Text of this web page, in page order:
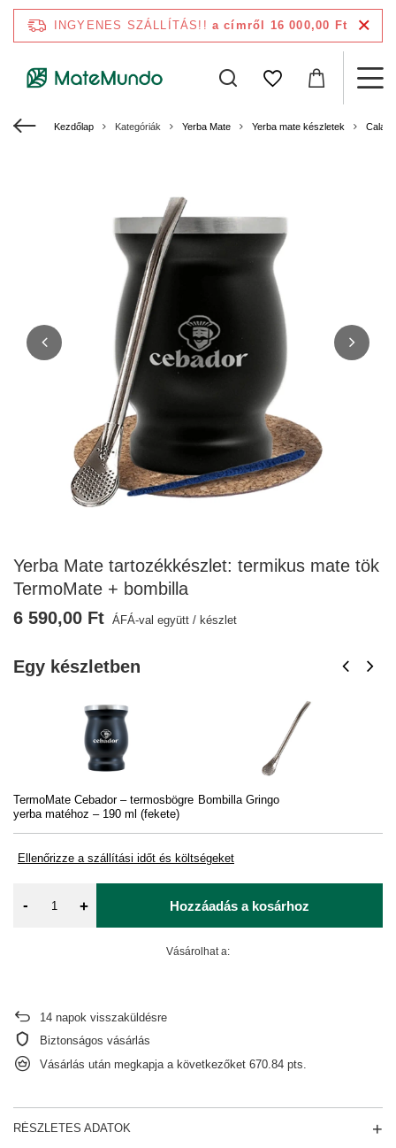
INGYENES SZÁLLÍTÁS!! a címről 16 000,00 Ft
Kezdőlap Kategóriák Yerba Mate Yerba mate készletek
Yerba Mate tartozékkészlet: termikus mate tök
TermoMate + bombilla
Egy készletben
TermoMate Cebador – termosbögre
yerba matéhoz – 190 ml (fekete)
Bombilla Gringo
Ellenőrizze a szállítási időt és költségeket
6 590,00 Ft ÁFÁ-val együtt / készlet
- + Hozzáadás a kosárhoz
Vásárolhat a:
14 napok visszaküldésre
Biztonságos vásárlás
Vásárlás után megkapja a következőket 670.84 pts.
RÉSZLETES ADATOK